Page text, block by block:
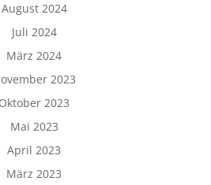
August 2024
Juli 2024
März 2024
2023
Oktober 2023
Mai 2023
April 2023
März 2023